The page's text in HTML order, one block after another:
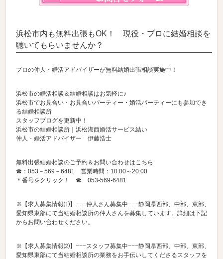
浜松市内も無料出張もOK！ 現役・プロに結婚相談を
聴いてもらいませんか？
プロの仲人・婚活アドバイザーが無料結婚出張相談実施中！
浜松市の婚活相談＆結婚相談はお気軽に♪
浜松市でお見合い・お見合いパーティー・婚活パーティーにも参加でき
る結婚相談所
スタッフブログを更新中！
浜松市の結婚相談所｜浜松湖西婚活サービス結い
仲人・婚活アドバイザー 伊藤浩士
無料出張結婚相談のご予約＆お問い合わせはこちら
☎：053－569－6481 営業時間：10:00～20:00
＊番号をクリック！ ☎053-569-6481
※【求人募集情報⑴】−−−仲人さん募集中−−−静岡県西部、中部、東部、
愛知県東部にて当結婚相談所の仲人さんを募集しています。詳細は下記
からお問い合わせください。
※【求人募集情報⑵】−−−スタッフ募集中−−−静岡県西部、中部、東部、
愛知県東部にて当結婚相談所の業務をお手伝いしてくださるスタッフを